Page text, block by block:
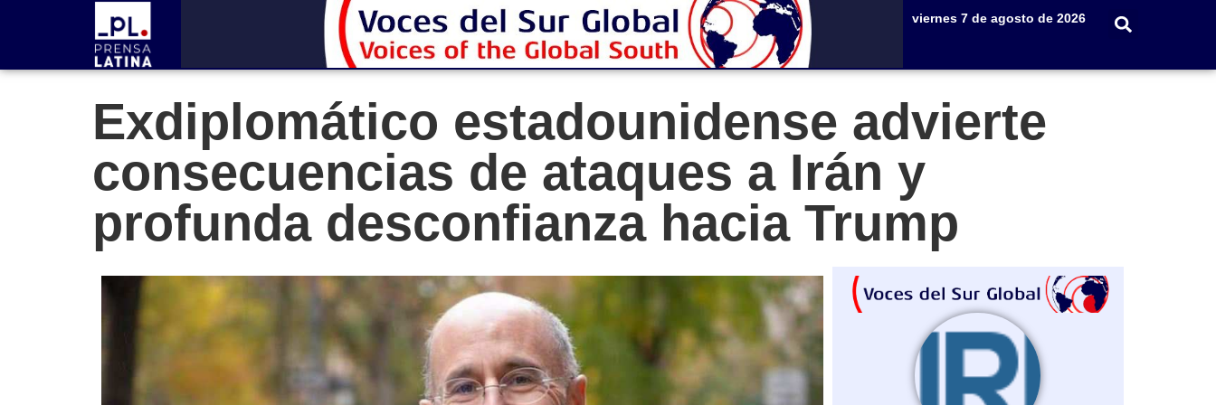
viernes 7 de agosto de 2026
Exdiplomático estadounidense advierte
consecuencias de ataques a Irán y
profunda desconfianza hacia Trump